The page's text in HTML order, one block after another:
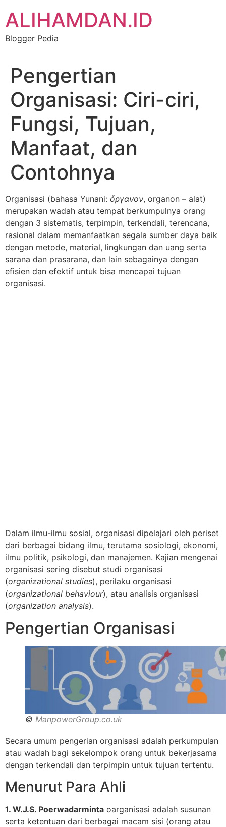
content
ALIHAMDAN.ID
Blogger Pedia
Pengertian
Organisasi: Ciri-ciri,
Fungsi, Tujuan,
Manfaat, dan
Contohnya
Organisasi (bahasa Yunani: ὄργανον, organon – alat)
merupakan wadah atau tempat berkumpulnya orang
dengan 3 sistematis, terpimpin, terkendali, terencana,
rasional dalam memanfaatkan segala sumber daya baik
dengan metode, material, lingkungan dan uang serta
sarana dan prasarana, dan lain sebagainya dengan
efisien dan efektif untuk bisa mencapai tujuan
organisasi.
Dalam ilmu-ilmu sosial, organisasi dipelajari oleh periset
dari berbagai bidang ilmu, terutama sosiologi, ekonomi,
ilmu politik, psikologi, dan manajemen. Kajian mengenai
organisasi sering disebut studi organisasi
(organizational studies), perilaku organisasi
(organizational behaviour), atau analisis organisasi
(organization analysis).
Pengertian Organisasi
© ManpowerGroup.co.uk
Secara umum pengerian organisasi adalah perkumpulan
atau wadah bagi sekelompok orang untuk bekerjasama
dengan terkendali dan terpimpin untuk tujuan tertentu.
Menurut Para Ahli
1. W.J.S. Poerwadarminta oarganisasi adalah susunan
serta ketentuan dari berbagai macam sisi (orang atau